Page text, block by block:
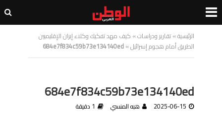
الرئيسية»تقارير ودراسات» كيف مهد تفكيك وكلاء إيران الإقليميين
الطريق أمام هجوم إسرائيل»
684e7f834c59b73e134140ed
684e7f834c59b73e134140ed
2025-06-15 هبه المنسي 1 دقيقة